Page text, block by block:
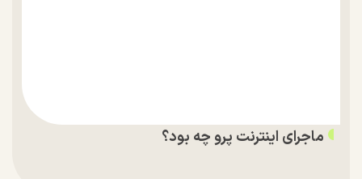
ماجرای اینترنت پرو چه بود؟